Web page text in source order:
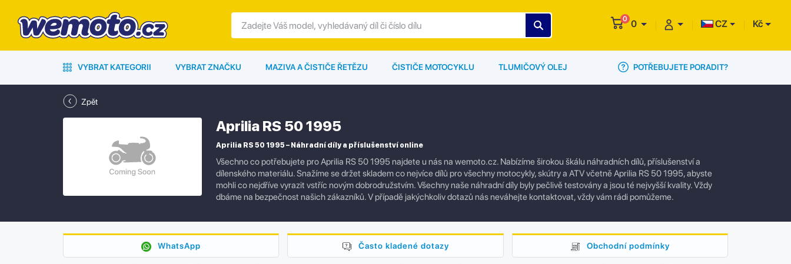
0 0 CZ Kč
VYBRAT KATEGORII VYBRAT ZNAČKU MAZIVA A ČISTIČE ŘETĚZU ČISTIČE MOTOCYKLU TLUMIČOVÝ OLEJ POTŘEBUJETE PORADIT?
Zpět
Aprilia RS 50 1995
Aprilia RS 50 1995 – Náhradní díly a příslušenství online
Všechno co potřebujete pro Aprilia RS 50 1995 najdete u nás na wemoto.cz. Nabízíme širokou škálu náhradních dílů, příslušenství a
dílenského materiálu. Snažíme se držet skladem co nejvíce dílů pro všechny motocykly, skútry a ATV včetně Aprilia RS 50 1995, abyste
mohli co nejdříve vyrazit vstříc novým dobrodružstvím. Všechny naše náhradní díly byly pečlivě testovány a jsou té nejvyšší kvality. Vždy
dbáme na bezpečnost našich zákazníků. V případě jakýchkoliv dotazů nás neváhejte kontaktovat, vždy vám rádi pomůžeme.
WhatsApp Často kladené dotazy Obchodní podmínky